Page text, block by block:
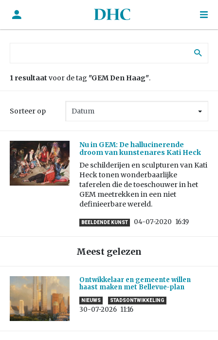
1 resultaat voor de tag "GEM Den Haag".
Sorteer op
Nu in GEM: De hallucinerende
droom van kunstenares Kati Heck
De schilderijen en sculpturen van Kati
Heck tonen wonderbaarlijke
taferelen die de toeschouwer in het
GEM meetrekken in een niet
definieerbare wereld.
BEELDENDE KUNST 04-07-2020 16:19
Meest gelezen
Ontwikkelaar en gemeente willen
haast maken met Bellevue-plan
NIEUWS STADSONTWIKKELING
30-07-2026 11:16